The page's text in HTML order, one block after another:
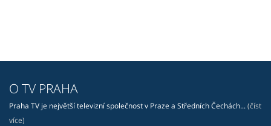
O TV PRAHA
Praha TV je největší televizní společnost v Praze a Středních Čechách...(číst
více)